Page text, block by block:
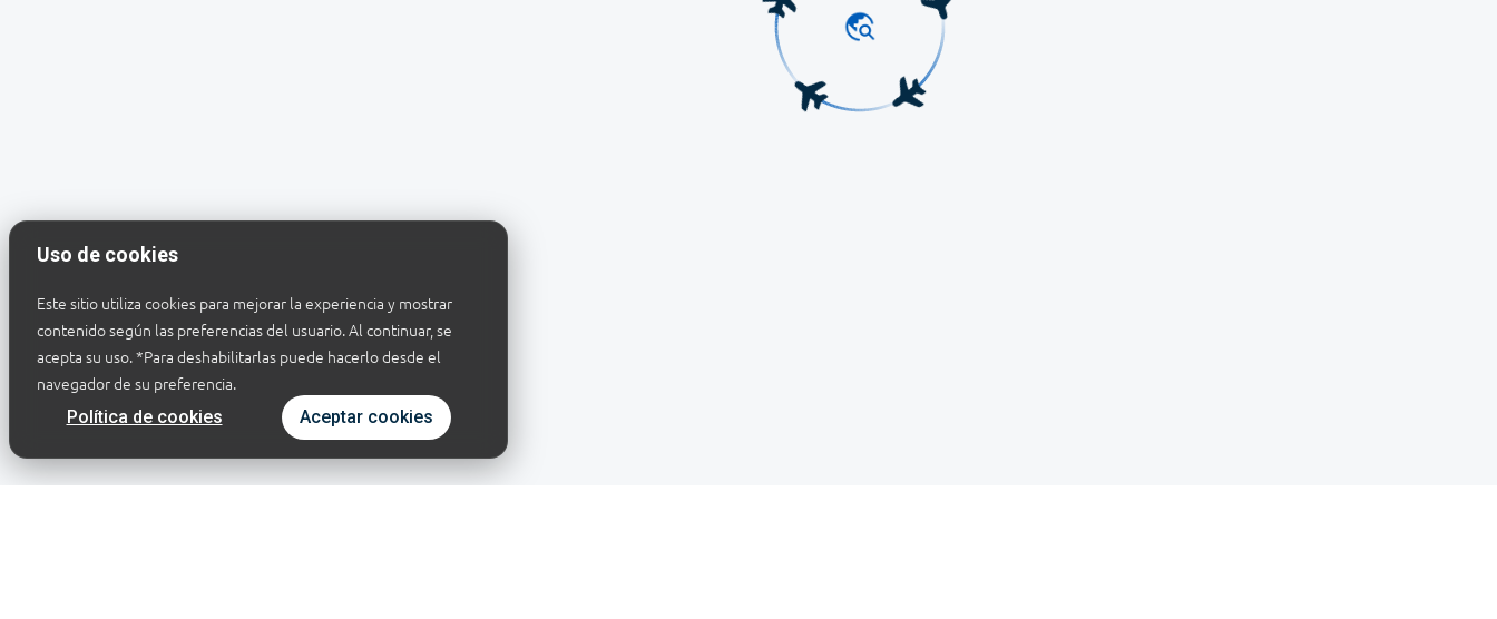
Uso de cookies
Este sitio utiliza cookies para mejorar la experiencia y mostrar
contenido según las preferencias del usuario. Al continuar, se
acepta su uso.*Para deshabilitarlas puede hacerlo desde el
navegador de su preferencia.
Política de cookies Aceptar cookies